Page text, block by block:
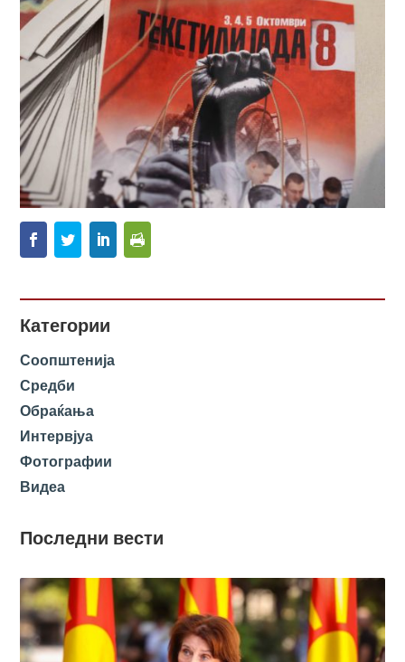
Категории
Соопштенија
Средби
Обраќања
Интервјуа
Фотографии
Видеа
Последни вести